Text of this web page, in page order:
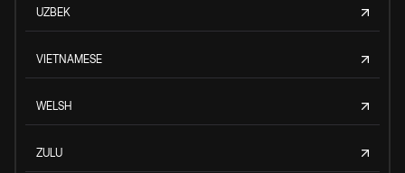
UZBEK
VIETNAMESE
WELSH
ZULU